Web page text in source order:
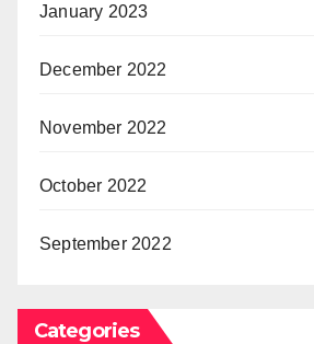
January 2023
December 2022
November 2022
October 2022
September 2022
Categories